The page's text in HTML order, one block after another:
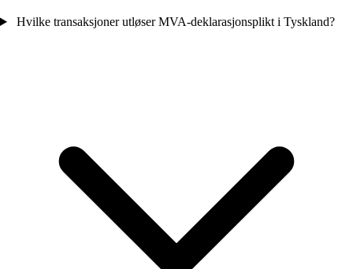
Hvilke transaksjoner utløser MVA-deklarasjonsplikt i Tyskland?